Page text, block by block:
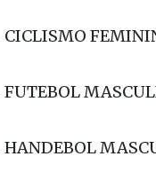
- CICLISMO
- CICLISMO
- FUTEBOL